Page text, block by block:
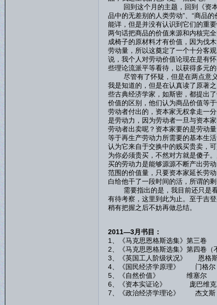
回到这个月的主题，回到《资本
品中的无差别的人类劳动”、“商品
能详，但是并没有认识到它们的重
两句话把商品的价值来源和内核完
成椅子的原材料才有价值，因为伐
劳动量，所以这奠定了一个十分客
说，我个人对劳动价值论现在是有
些理论流派平等看待，以获得多元
尽管有了怀疑，但是在两点意义
我是知道的，但是在认真读了原著
些古典经济学家，如斯密，都提出
价值的区别，他们认为商品价值等
劳动者付出的，资本家无权拿走一
是劳动力，因为劳动者一旦与资本
劳动者出卖呢？资本家要的是劳动
等于再生产劳动力所需要的基本生
认为它来自于交换中的贱买贵卖，
为你必须贵买，不然对方就是傻子
买的劳动力是能够源源不断产出劳
范围的价值量，只要资本家延长劳
白给他干了一段时间的活，所谓的
需要指出的是，我目前还只是看
有待考察，这里到此为止。至于吉
稍有把握之后不妨再做总结。
2011—3月书目：
1、《马克思恩格斯选集》第三卷
2、《马克思恩格斯选集》第四卷（
3、《英国工人阶级状况》 恩格
4、《国民经济学原理》 门格尔
5、《自然价值》 维塞尔
6、《资本实证论》 庞巴维克
7、《政治经济学理论》 杰文斯